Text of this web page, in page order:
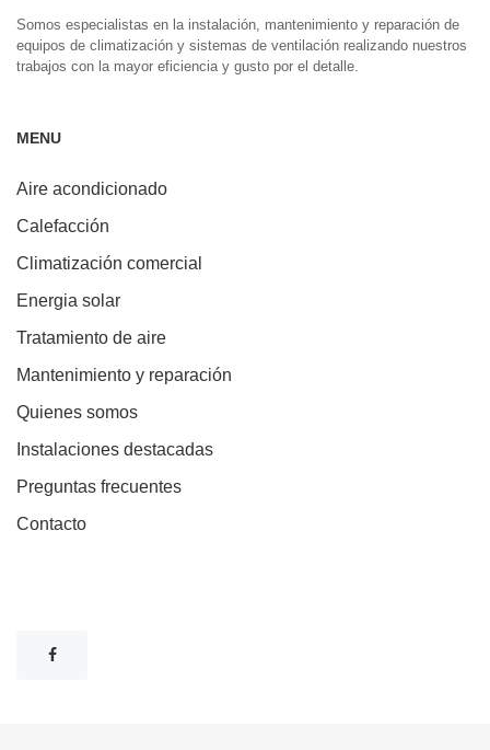
Somos especialistas en la instalación, mantenimiento y reparación de
equipos de climatización y sistemas de ventilación realizando nuestros
trabajos con la mayor eficiencia y gusto por el detalle.
MENU
Aire acondicionado
Calefacción
Climatización comercial
Energia solar
Tratamiento de aire
Mantenimiento y reparación
Quienes somos
Instalaciones destacadas
Preguntas frecuentes
Contacto